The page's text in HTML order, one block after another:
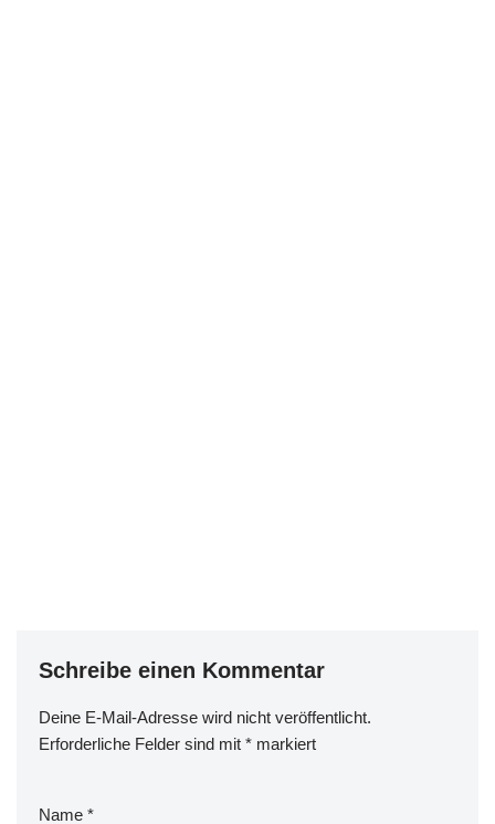
Schreibe einen Kommentar
Deine E-Mail-Adresse wird nicht veröffentlicht.
Erforderliche Felder sind mit * markiert
Name *